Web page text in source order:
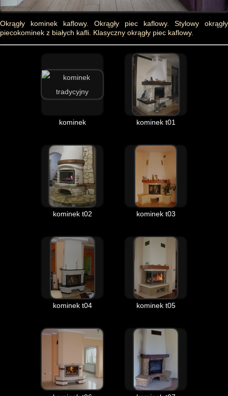
Okrągły kominek kaflowy. Okrągły piec kaflowy. Stylowy okrągły
piecokominek z białych kafli. Klasyczny okrągły piec kaflowy.
kominek kominek t01
kominek t02 kominek t03
kominek t04 kominek t05